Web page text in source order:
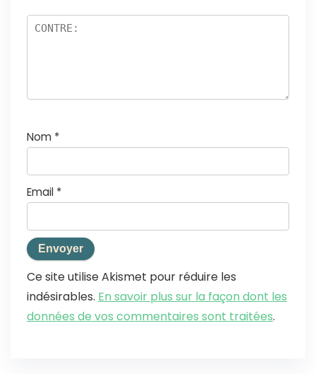
Nom *
Email *
Ce site utilise Akismet pour réduire les
indésirables. En savoir plus sur la façon dont les
données de vos commentaires sont traitées.